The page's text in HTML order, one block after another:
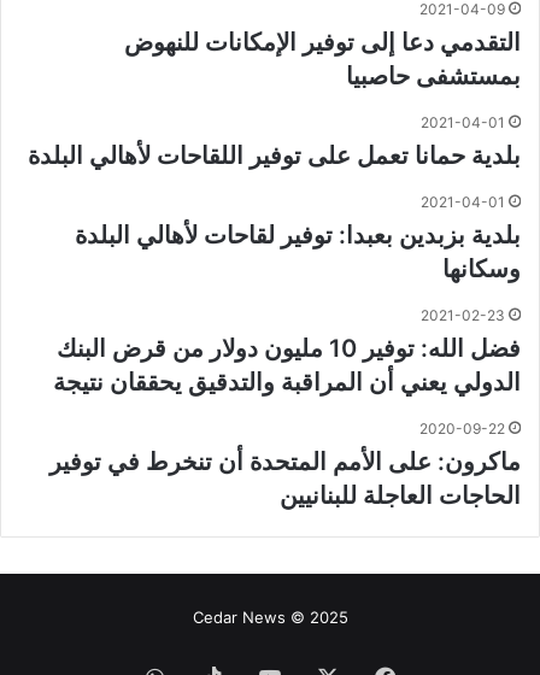
2021-04-09
التقدمي دعا إلى توفير الإمكانات للنهوض
بمستشفى حاصبيا
2021-04-01
بلدية حمانا تعمل على توفير اللقاحات لأهالي البلدة
2021-04-01
بلدية بزبدين بعبدا: توفير لقاحات لأهالي البلدة
وسكانها
2021-02-23
فضل الله: توفير 10 مليون دولار من قرض البنك
الدولي يعني أن المراقبة والتدقيق يحققان نتيجة
2020-09-22
ماكرون: على الأمم المتحدة أن تنخرط في توفير
الحاجات العاجلة للبنانيين
Cedar News © 2025